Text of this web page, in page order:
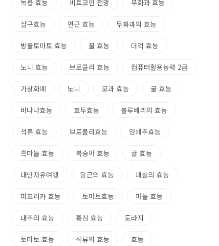
녹용 효능 비트코인 전망 무화과 효능
살구효능 연근 효능 무화과의 효능
방울토마토 효능 꿀 효능 더덕 효능
노니 효능 브로콜리 효능 컴퓨터활용능력 2급
가상화폐 노니 모과 효능 굴 효능
바나나효능 호두효능 블루베리의 효능
석류 효능 브로콜리효능 양배추효능
흑마늘 효능 복숭아 효능 귤 효능
대만자유여행 당근의 효능 매실의 효능
파프리카 효능 토마토효능 마늘 효능
대추의 효능 홍삼 효능 도라지
토마토 효능 석류의 효능 효능